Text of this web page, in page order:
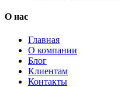
О нас
Главная
О компании
Блог
Клиентам
Контакты